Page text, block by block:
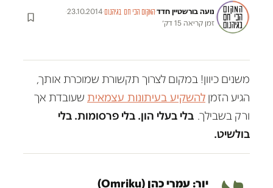
נועה בורשטיין חדד·המקום הכי חם בגיהנום·
23.10.2014
·
זמן קריאה 15 דק׳
משנים כיוון! במקום לצרוך תקשורת שמוכרת אותך,
הגיע הזמן להשקיע בעיתונות עצמאית שעובדת אך
ורק בשבילך. בלי בעלי הון. בלי פרסומות. בלי
בולשיט.
יור: עמרי כהן (Omriku)